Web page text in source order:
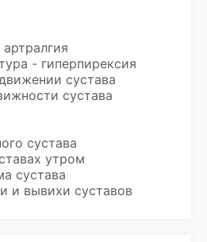
- гиперпирексия
сустава
сустава
сустава
утром
сустава
и вывихи суставов